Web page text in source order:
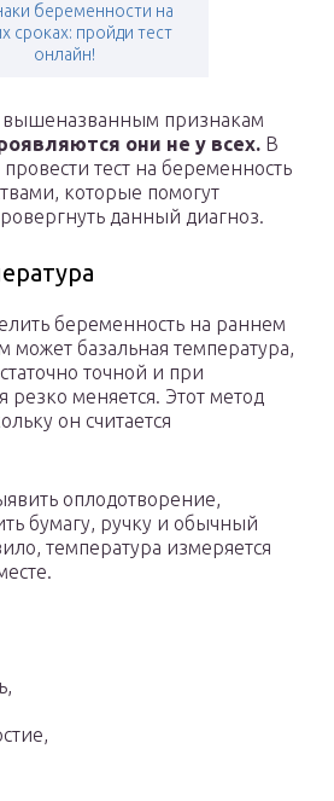
беременности на
сроках: пройди тест
онлайн!
вышеназванным признакам
они не у всех. В
тест на беременность
которые помогут
данный диагноз.
беременность на раннем
может базальная температура,
точной и при
резко меняется. Этот метод
он считается
оплодотворение,
бумагу, ручку и обычный
температура измеряется